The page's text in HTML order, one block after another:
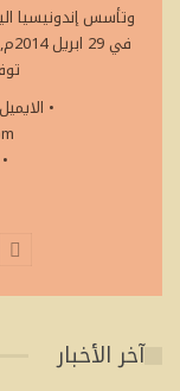
• الايميل
•
آخر الأخبار